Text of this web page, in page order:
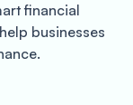
financial
businesses